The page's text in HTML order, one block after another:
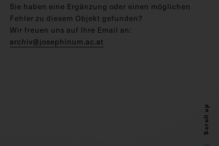
Sie haben eine Ergänzung oder einen möglichen
Fehler zu diesem Objekt gefunden?
Wir freuen uns auf Ihre Email an:
archiv@josephinum.ac.at
Scroll up